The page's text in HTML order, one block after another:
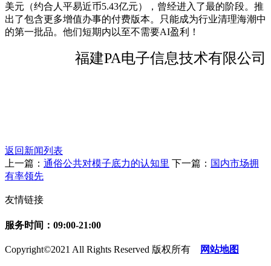
美元（约合人平易近币5.43亿元），曾经进入了最的阶段。推
出了包含更多增值办事的付费版本。只能成为行业清理海潮中
的第一批品。他们短期内以至不需要AI盈利！
福建PA电子信息技术有限公司
返回新闻列表
上一篇： 通俗公共对模子底力的认知里 下一篇： 国内市场拥
有率领先
友情链接
服务时间：09:00-21:00
Copyright©2021 All Rights Reserved 版权所有 网站地图